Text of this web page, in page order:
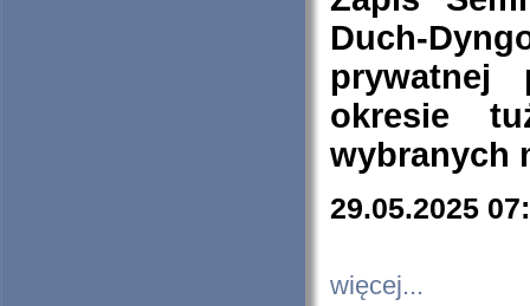
Duch-
prywatnej
okresie
wybranych
29.05.2025
więcej...